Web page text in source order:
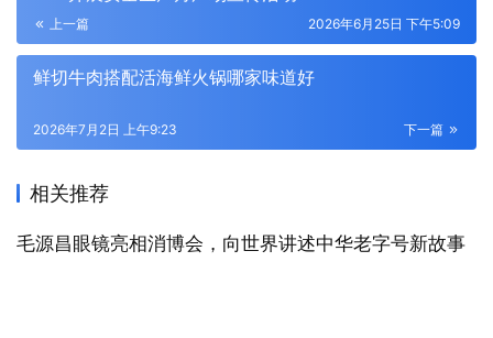
上一篇 2026年6月25日 下午5:09
鲜切牛肉搭配活海鲜火锅哪家味道好
下一篇
2026年7月2日 上午9:23
相关推荐
毛源昌眼镜亮相消博会，向世界讲述中华老字号新故事